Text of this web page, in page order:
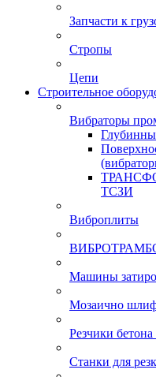
Запчасти к
Стропы
Цепи
Строительное
Вибраторы
ТСЗИ
Виброплиты
Машины
Мозаично
Резчики бетона
Станки для